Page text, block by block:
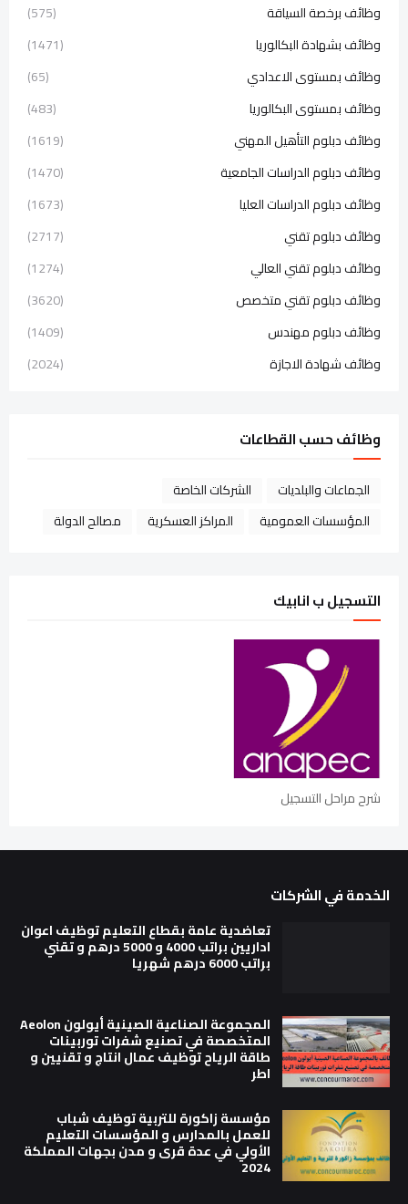
وظائف برخصة السياقة
(575)
وظائف بشهادة البكالوريا
(1471)
وظائف بمستوى الاعدادي
(65)
وظائف بمستوى البكالوريا
(483)
وظائف دبلوم التأهيل المهني
(1619)
وظائف دبلوم الدراسات الجامعية
(1470)
وظائف دبلوم الدراسات العليا
(1673)
وظائف دبلوم تقني
(2717)
وظائف دبلوم تقني العالي
(1274)
وظائف دبلوم تقني متخصص
(3620)
وظائف دبلوم مهندس
(1409)
وظائف شهادة الاجازة
(2024)
وظائف حسب القطاعات
الجماعات والبلديات
الشركات الخاصة
المؤسسات العمومية
المراكز العسكرية مصالح الدولة
التسجيل ب انابيك
شرح مراحل التسجيل
الخدمة في الشركات
تعاضدية عامة بقطاع التعليم توظيف اعوان
اداريين براتب 4000 و 5000 درهم و تقني
براتب 6000 درهم شهريا
المجموعة الصناعية الصينية أيولون Aeolon
المتخصصة في تصنيع شفرات توربينات
طاقة الرياح توظيف عمال انتاج و تقنيين و
اطر
مؤسسة زاكورة للتربية توظيف شباب
للعمل بالمدارس و المؤسسات التعليم
الأولي في عدة قرى و مدن بجهات المملكة
2024